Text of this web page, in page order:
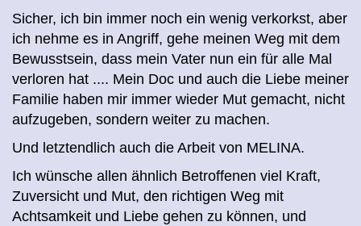
Sicher, ich bin immer noch ein wenig verkorkst, aber
ich nehme es in Angriff, gehe meinen Weg mit dem
Bewusstsein, dass mein Vater nun ein für alle Mal
verloren hat .... Mein Doc und auch die Liebe meiner
Familie haben mir immer wieder Mut gemacht, nicht
aufzugeben, sondern weiter zu machen.
Und letztendlich auch die Arbeit von MELINA.
Ich wünsche allen ähnlich Betroffenen viel Kraft,
Zuversicht und Mut, den richtigen Weg mit
Achtsamkeit und Liebe gehen zu können, und